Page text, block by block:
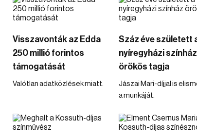
Visszavonták az Edda
250 millió forintos
támogatását
Valótlan adatközlések miatt.
Száz éve született
nyíregyházi színház
örökös tagja
Jászai Mari-díjjal is
a munkáját.